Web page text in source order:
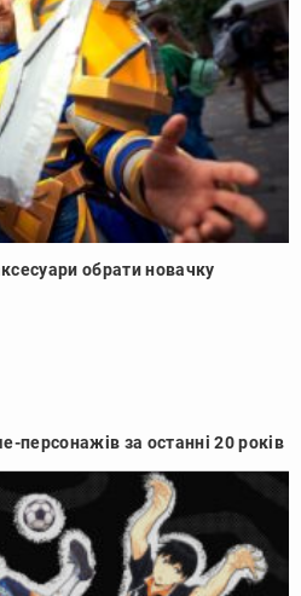
обрати новачку
персонажів за останні 20 років